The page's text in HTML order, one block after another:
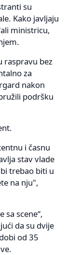
su
Kako javljaju
ministricu,
raspravu bez
za
nakon
podršku
i časnu
stav vlade
trebao biti u
na nju",
sa scene“,
da su dvije
od 35